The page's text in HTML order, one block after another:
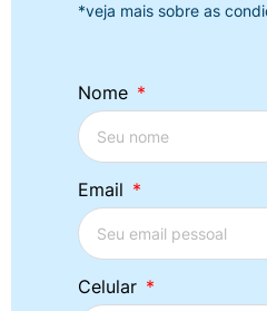
*veja mais sobre as
Nome
Email
Celular